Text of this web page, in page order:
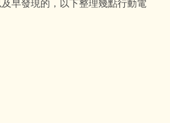
早發現的，以下整理幾點行動電